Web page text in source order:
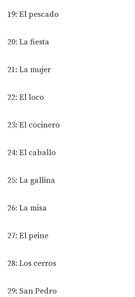
19: El pescado
20: La fiesta
21: La mujer
22: El loco
23: El cocinero
24: El caballo
25: La gallina
26: La misa
27: El peine
28: Los cerros
29: San Pedro